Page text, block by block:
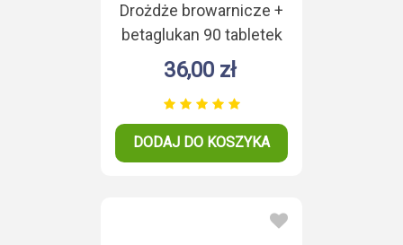
Drożdże browarnicze +
betaglukan 90 tabletek
36,00 zł
DODAJ DO KOSZYKA